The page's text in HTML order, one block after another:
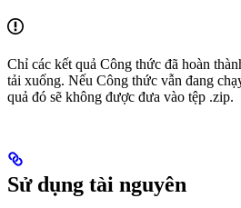
Chỉ các kết quả Công thức đã hoàn
tải xuống. Nếu Công thức vẫn đang
quả đó sẽ không được đưa vào tệp .zip.
Sử dụng tài nguyên